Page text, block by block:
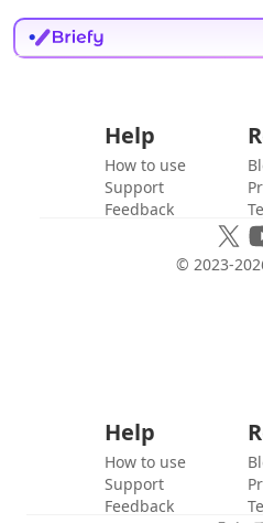
Help
How to use
Support
Feedback
© 2023-
Help
How to use
Support
Feedback